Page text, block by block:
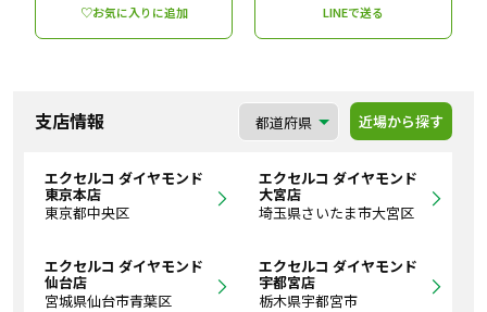
♡お気に入りに追加 LINEで送る
支店情報 近場から探す
エクセルコ ダイヤモンド
東京本店
東京都中央区
エクセルコ ダイヤモンド
大宮店
埼玉県さいたま市大宮区
エクセルコ ダイヤモンド
仙台店
宮城県仙台市青葉区
エクセルコ ダイヤモンド
宇都宮店
栃木県宇都宮市